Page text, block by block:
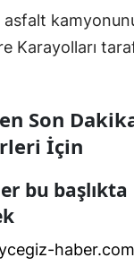
asfalt
Karayolları
Son
İçin
bu başlıkta